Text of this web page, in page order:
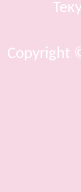
Copyright